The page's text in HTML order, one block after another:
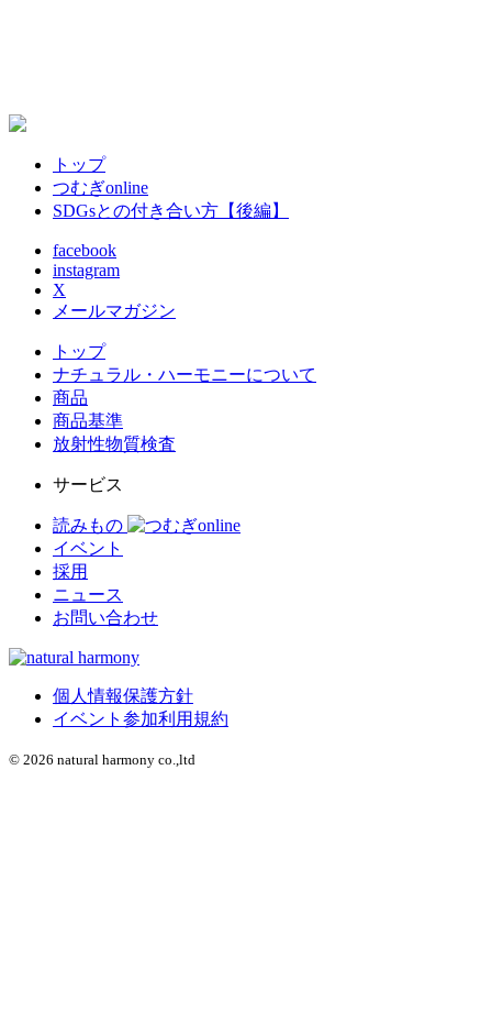
トップ
つむぎonline
SDGsとの付き合い方【後編】
facebook
instagram
X
メールマガジン
トップ
ナチュラル・ハーモニーについて
商品
商品基準
放射性物質検査
サービス
読みもの
イベント
採用
ニュース
お問い合わせ
個人情報保護方針
イベント参加利用規約
© 2026 natural harmony co.,ltd